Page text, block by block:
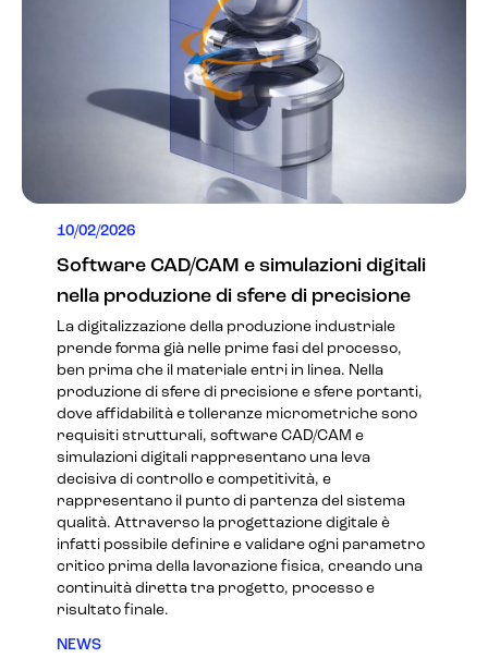
10/02/2026
Software CAD/CAM e simulazioni digitali
nella produzione di sfere di precisione
La digitalizzazione della produzione industriale
prende forma già nelle prime fasi del processo,
ben prima che il materiale entri in linea. Nella
produzione di sfere di precisione e sfere portanti,
dove affidabilità e tolleranze micrometriche sono
requisiti strutturali, software CAD/CAM e
simulazioni digitali rappresentano una leva
decisiva di controllo e competitività, e
rappresentano il punto di partenza del sistema
qualità. Attraverso la progettazione digitale è
infatti possibile definire e validare ogni parametro
critico prima della lavorazione fisica, creando una
continuità diretta tra progetto, processo e
risultato finale.
NEWS